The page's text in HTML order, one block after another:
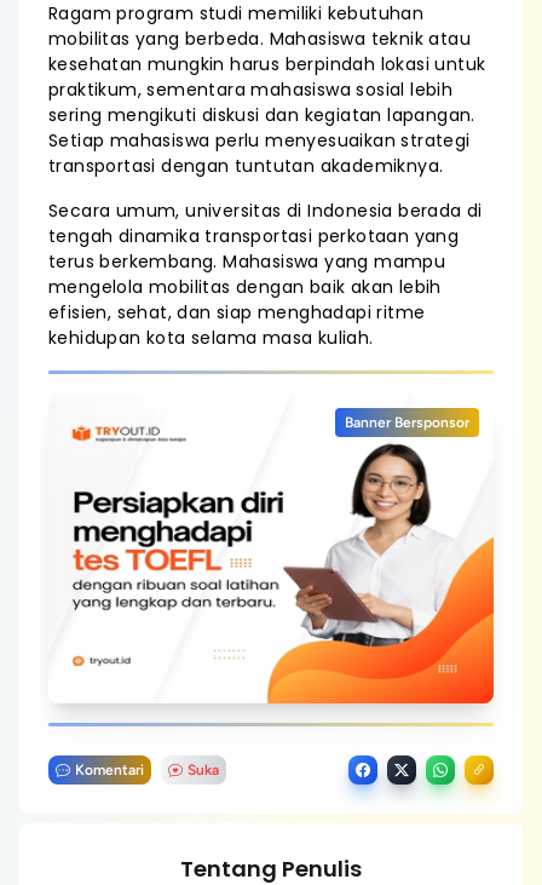
Ragam program studi memiliki kebutuhan
mobilitas yang berbeda. Mahasiswa teknik atau
kesehatan mungkin harus berpindah lokasi untuk
praktikum, sementara mahasiswa sosial lebih
sering mengikuti diskusi dan kegiatan lapangan.
Setiap mahasiswa perlu menyesuaikan strategi
transportasi dengan tuntutan akademiknya.
Secara umum, universitas di Indonesia berada di
tengah dinamika transportasi perkotaan yang
terus berkembang. Mahasiswa yang mampu
mengelola mobilitas dengan baik akan lebih
efisien, sehat, dan siap menghadapi ritme
kehidupan kota selama masa kuliah.
Banner Bersponsor
Komentari Suka
Tentang Penulis